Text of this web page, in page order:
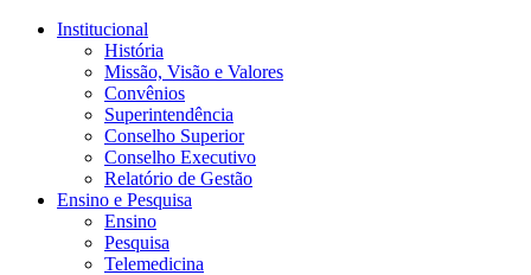
Conteúdo principal
Institucional
História
Missão, Visão e Valores
Convênios
Superintendência
Conselho Superior
Conselho Executivo
Relatório de Gestão
Ensino e Pesquisa
Ensino
Pesquisa
Telemedicina